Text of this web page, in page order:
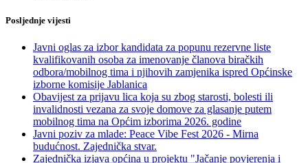
Posljednje vijesti
Javni oglas za izbor kandidata za popunu rezervne liste
kvalifikovanih osoba za imenovanje članova biračkih
odbora/mobilnog tima i njihovih zamjenika ispred Općinske
izborne komisije Jablanica
Obavijest za prijavu lica koja su zbog starosti, bolesti ili
invalidnosti vezana za svoje domove za glasanje putem
mobilnog tima na Općim izborima 2026. godine
Javni poziv za mlade: Peace Vibe Fest 2026 - Mirna
budućnost. Zajednička stvar.
Zajednička izjava općina u projektu "Jačanje povjerenja i